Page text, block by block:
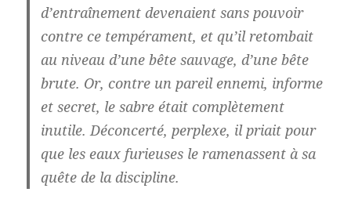
d’entraînement devenaient sans pouvoir
contre ce tempérament, et qu’il retombait
au niveau d’une bête sauvage, d’une bête
brute. Or, contre un pareil ennemi, informe
et secret, le sabre était complètement
inutile. Déconcerté, perplexe, il priait pour
que les eaux furieuses le ramenassent à sa
quête de la discipline.